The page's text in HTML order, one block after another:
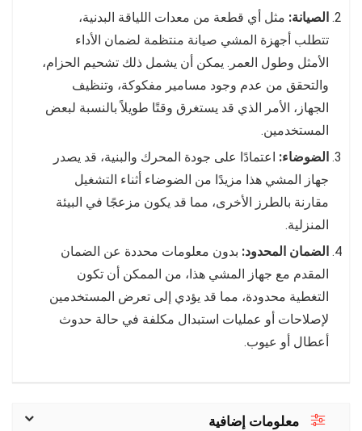
الصيانة: مثل أي قطعة من معدات اللياقة البدنية،
تتطلب أجهزة المشي صيانة منتظمة لضمان الأداء
الأمثل وطول العمر. يمكن أن يشمل ذلك تشحيم الحزام،
والتحقق من عدم وجود مسامير مفكوكة، وتنظيف
الجهاز، الأمر الذي قد يستغرق وقتًا طويلاً بالنسبة لبعض
المستخدمين.
الضوضاء: اعتمادًا على جودة المحرك والبنية، قد يصدر
جهاز المشي هذا مزيدًا من الضوضاء أثناء التشغيل
مقارنة بالطرز الأخرى، مما قد يكون مزعجًا في البيئة
المنزلية.
الضمان المحدود: بدون معلومات محددة عن الضمان
المقدم مع جهاز المشي هذا، من الممكن أن تكون
التغطية محدودة، مما قد يؤدي إلى تعرض المستخدمين
لإصلاحات أو عمليات استبدال مكلفة في حالة حدوث
أعطال أو عيوب.
معلومات إضافية